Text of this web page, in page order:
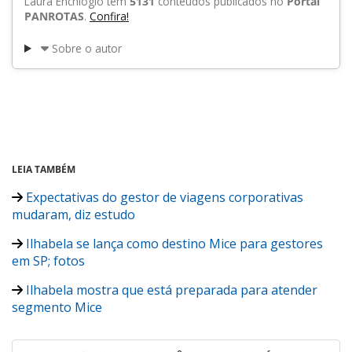
PANROTAS. Confira!
Sobre o autor
LEIA TAMBÉM
Expectativas do gestor de viagens corporativas
mudaram, diz estudo
Ilhabela se lança como destino Mice para gestores
em SP; fotos
Ilhabela mostra que está preparada para atender
segmento Mice